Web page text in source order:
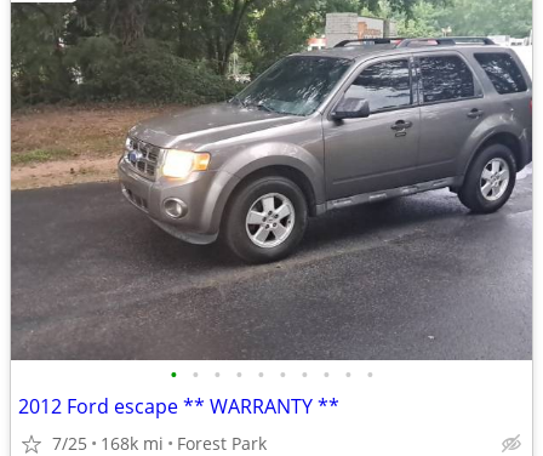
• • • • • • • • • •
2012 Ford escape ** WARRANTY **
7/25 168k mi Forest Park